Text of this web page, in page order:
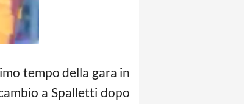
tempo della gara in
a Spalletti dopo